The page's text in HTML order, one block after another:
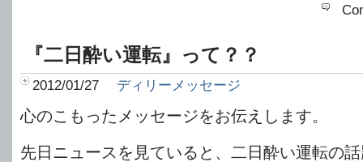
『二日酔い運転』って？？
2012/01/27 ディリーメッセージ
心のこもったメッセージをお伝えします。
先日ニュースを見ていると、二日酔い運転の